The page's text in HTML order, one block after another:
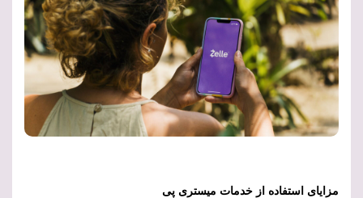
مزایای استفاده از خدمات میستری پی